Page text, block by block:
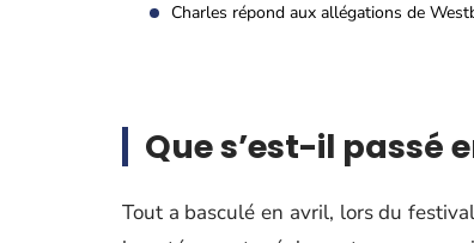
Charles répond aux allégations de
Que s’est-il passé
Tout a basculé en avril, lors du